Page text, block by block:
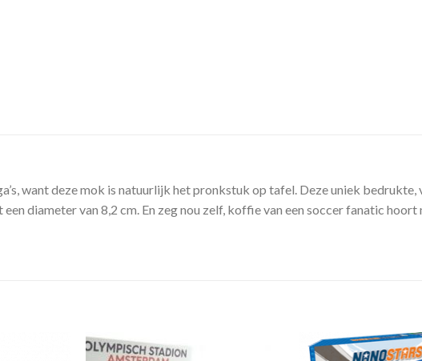
want deze mok is natuurlijk het pronkstuk op tafel. Deze uniek bedrukte,
diameter van 8,2 cm. En zeg nou zelf, koffie van een soccer fanatic hoort